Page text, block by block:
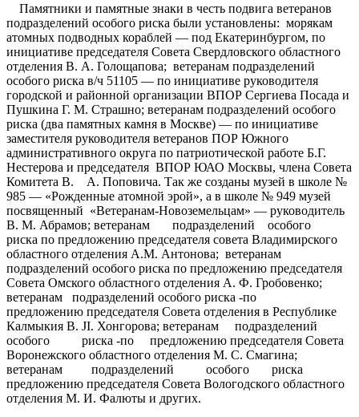
Памятники и памятные знаки в честь подвига ветеранов
подразделений особого риска были установлены: морякам
атомных подводных кораблей — под Екатеринбургом, по
инициативе председателя Совета Свердловского областного
отделения В. А. Голощапова; ветеранам подразделений
особого риска в/ч 51105 — по инициативе руководителя
городской и районной организации ВПОР Сергиева Посада и
Пушкина Г. М. Страшно; ветеранам подразделений особого
риска (два памятных камня в Москве) — по инициативе
заместителя руководителя ветеранов ПОР Южного
административного округа по патриотической работе Б.Г.
Нестерова и председателя ВПОР ЮАО Москвы, члена Совета
Комитета В. А. Поповича. Так же созданы музей в школе №
985 — «Рожденные атомной эрой», а в школе № 949 музей
посвященный «Ветеранам-Новоземельцам» — руководитель
В. М. Абрамов; ветеранам подразделений особого
риска по предложению председателя совета Владимирского
областного отделения А.М. Антонова; ветеранам
подразделений особого риска по предложению председателя
Совета Омского областного отделения А. Ф. Гробовенко;
ветеранам подразделений особого риска -по
предложению председателя Совета отделения в Республике
Калмыкия В. JI. Хонгорова; ветеранам подразделений
особого риска -по предложению председателя Совета
Воронежского областного отделения М. С. Смагина;
ветеранам подразделений особого риска
предложению председателя Совета Вологодского областного
отделения М. И. Фалюты и других.